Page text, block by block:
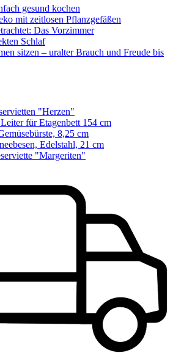
gesund kochen
mit zeitlosen Pflanzgefäßen
Das Vorzimmer
Schlaf
sitzen – uralter Brauch und Freude bis
"Herzen"
für Etagenbett 154 cm
8,25 cm
Edelstahl, 21 cm
"Margeriten"